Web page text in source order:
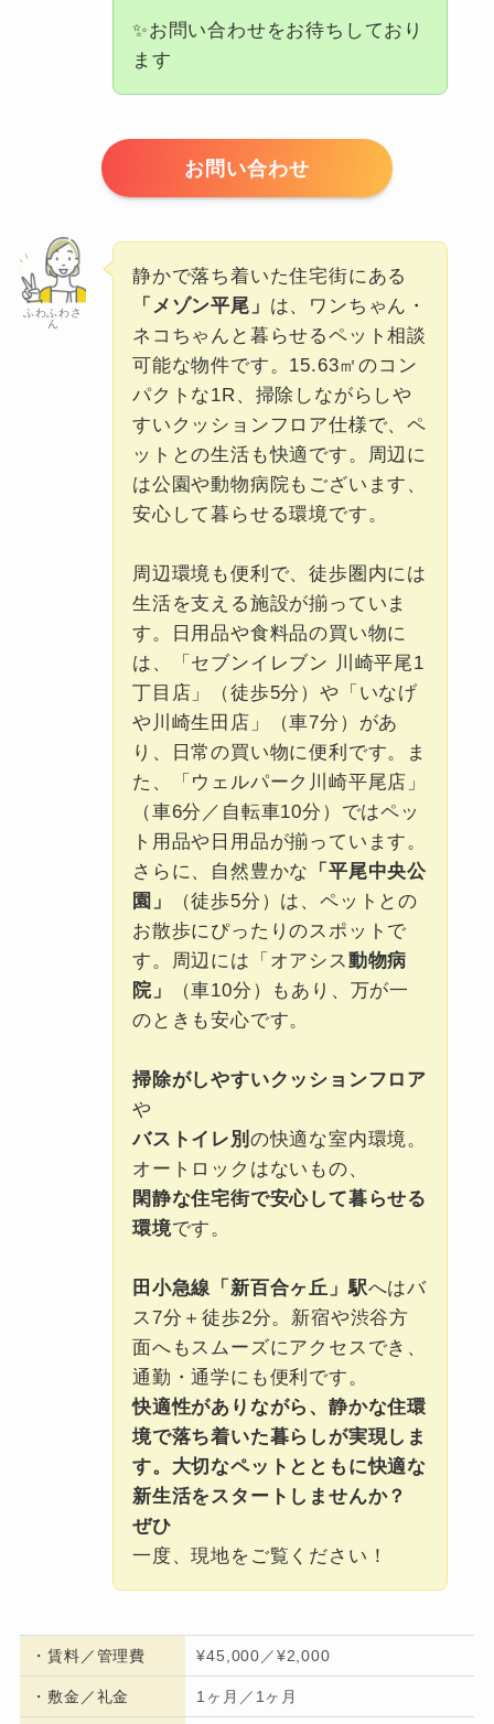
✨お問い合わせをお待ちしており
ます
お問い合わせ
ふわふわさ
ん
静かで落ち着いた住宅街にある
「メゾン平尾」 は、ワンちゃん・
ネコちゃんと暮らせるペット相談
可能な物件です。15.63㎡のコン
パクトな1R、掃除しながらしや
すいクッションフロア仕様で、ペ
ットとの生活も快適です。周辺に
は公園や動物病院もございます、
安心して暮らせる環境です。
周辺環境も便利で、徒歩圏内には
生活を支える施設が揃っていま
す。日用品や食料品の買い物に
は、「セブンイレブン 川崎平尾1
丁目店」（徒歩5分）や「いなげ
や川崎生田店」（車7分）があ
り、日常の買い物に便利です。ま
た、「ウェルパーク川崎平尾店」
（車6分／自転車10分）ではペッ
ト用品や日用品が揃っています。
さらに、自然豊かな
「平尾中央公
園」
（徒歩5分）は、ペットとの
お散歩にぴったりのスポットで
す。周辺には「オアシス動物病
院」
（車10分）もあり、万が一
のときも安心です。
掃除がしやすいクッションフロア
や
バストイレ別 の快適な室内環境。
オートロックはないもの、
閑静な住宅街で安心して暮らせる
環境です。
田小急線「新百合ヶ丘」駅へはバ
ス7分＋徒歩2分。新宿や渋谷方
面へもスムーズにアクセスでき、
通勤・通学にも便利です。
快適性がありながら、静かな住環
境で落ち着いた暮らしが実現しま
す。大切なペットとともに快適な
新生活をスタートしませんか？
ぜひ
一度、現地をご覧ください！
・賃料／管理費 ¥45,000／¥2,000
・ 敷金／礼金 1ヶ月／1ヶ月